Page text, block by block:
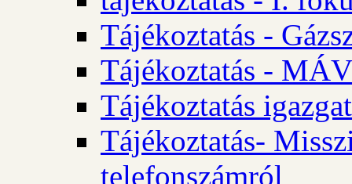
Tájékoztatás -
Tájékoztatás -
Tájékoztatás
Tájékoztatás-
telefonszámról